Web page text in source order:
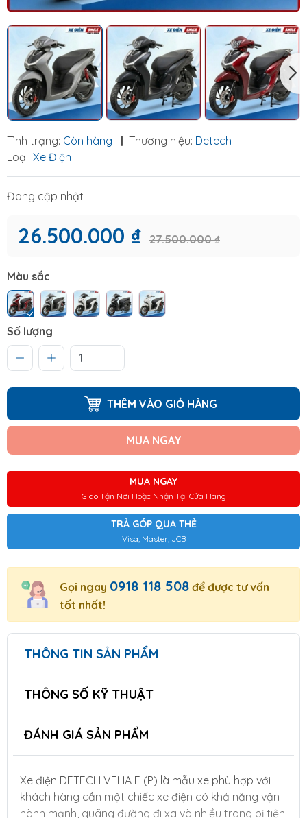
Tình trạng: Còn hàng | Thương hiệu: Detech
Loại: Xe Điện
Đang cập nhật
26.500.000 ₫ 27.500.000 ₫
Màu sắc
Số lượng
THÊM VÀO GIỎ HÀNG
MUA NGAY
MUA NGAY
Giao Tận Nơi Hoặc Nhận Tại Cửa Hàng
TRẢ GÓP QUA THẺ
Visa, Master, JCB
Gọi ngay 0918 118 508 để được tư vấn
tốt nhất!
THÔNG TIN SẢN PHẨM
THÔNG SỐ KỸ THUẬT
ĐÁNH GIÁ SẢN PHẨM
Xe điện DETECH VELIA E (P) là mẫu xe phù hợp với
khách hàng cần một chiếc xe điện có khả năng vận
hành mạnh, quãng đường đi xa và nhiều trang bị tiện